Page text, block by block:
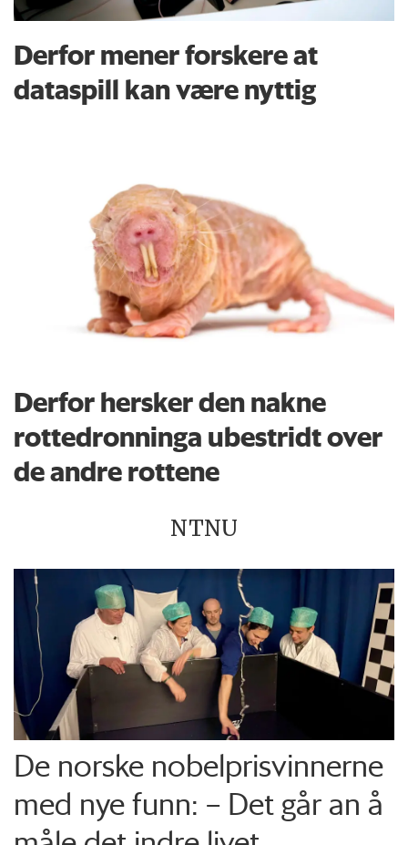
Derfor mener forskere at
dataspill kan være nyttig
Derfor hersker den nakne
rottedronninga ubestridt over
de andre rottene
NTNU
De norske nobelprisvinnerne
med nye funn: – Det går an å